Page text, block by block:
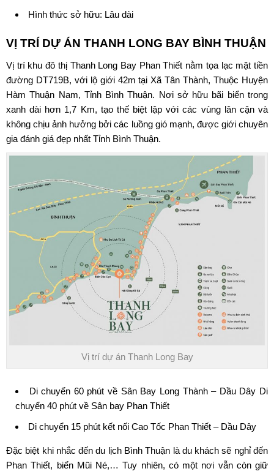
Hình thức sở hữu: Lâu dài
VỊ TRÍ DỰ ÁN THANH LONG BAY BÌNH THUẬN
Vị trí khu đô thị Thanh Long Bay Phan Thiết nằm tọa lạc mặt tiền
đường DT719B, với lộ giới 42m tại Xã Tân Thành, Thuộc Huyện
Hàm Thuận Nam, Tỉnh Bình Thuận. Nơi sở hữu bãi biển trong
xanh dài hơn 1,7 Km, tạo thế biệt lập với các vùng lân cận và
không chịu ảnh hưởng bởi các luồng gió mạnh, được giới chuyên
gia đánh giá đẹp nhất Tỉnh Bình Thuận.
Vị trí dự án Thanh Long Bay
Di chuyển 60 phút về Sân Bay Long Thành – Dầu Dây Di
chuyển 40 phút về Sân bay Phan Thiết
Di chuyển 15 phút kết nối Cao Tốc Phan Thiết – Dầu Dây
Đặc biệt khi nhắc đến du lịch Bình Thuận là du khách sẽ nghỉ đến
Phan Thiết, biển Mũi Né,… Tuy nhiên, có một nơi vẫn còn giữ